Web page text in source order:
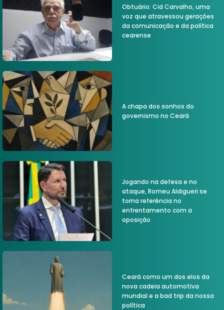
Obtuário: Cid Carvalho, uma
voz que atravessou gerações
da comunicação e da política
cearense
A chapa dos sonhos do
governismo no Ceará
Jogando na defesa e no
ataque, Romeu Aldigueri se
torna referência no
enfrentamento com a
oposição
Ceará como um dos elos da
nova cadeia automotiva
mundial e a bad trip da nossa
política